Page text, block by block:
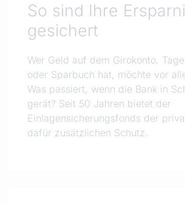
So sind Ihre
gesichert
Wer Geld auf dem Girokonto,
oder Sparbuch hat, möchte vor
Was passiert, wenn die Bank in
gerät? Seit 50 Jahren bietet der
Einlagensicherungsfonds der
dafür zusätzlichen Schutz.